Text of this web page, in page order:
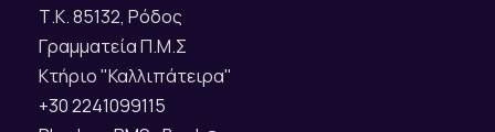
Τ.Κ. 85132, Ρόδος
Γραμματεία Π.Μ.Σ
Κτήριο "Καλλιπάτειρα"
+30 2241099115